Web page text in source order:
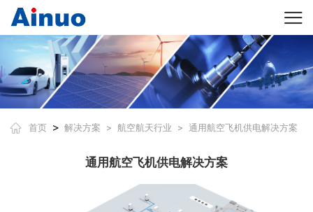
首页 > 解决方案 > 航空航天行业 > 通用航空飞机供电解决方案
通用航空飞机供电解决方案